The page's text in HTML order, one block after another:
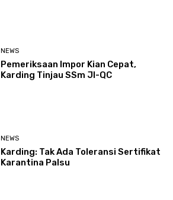
NEWS
Pemeriksaan Impor Kian Cepat,
Karding Tinjau SSm JI-QC
NEWS
Karding: Tak Ada Toleransi Sertifikat
Karantina Palsu